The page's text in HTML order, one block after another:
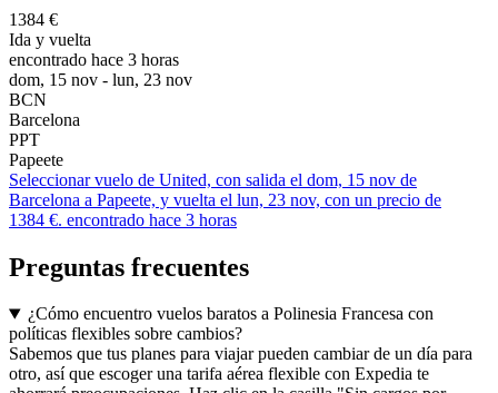
1384 €
Ida y vuelta
encontrado hace 3 horas
dom, 15 nov - lun, 23 nov
BCN
Barcelona
PPT
Papeete
Seleccionar vuelo de United, con salida el dom, 15 nov de
Barcelona a Papeete, y vuelta el lun, 23 nov, con un precio de
1384 €. encontrado hace 3 horas
Preguntas frecuentes
¿Cómo encuentro vuelos baratos a Polinesia Francesa con
políticas flexibles sobre cambios?
Sabemos que tus planes para viajar pueden cambiar de un día para
otro, así que escoger una tarifa aérea flexible con Expedia te